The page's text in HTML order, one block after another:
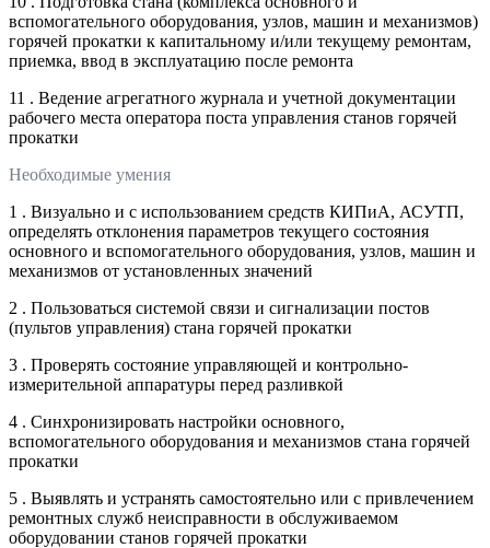
вспомогательного оборудования, узлов, машин и механизмов)
горячей прокатки к капитальному и/или текущему ремонтам,
приемка, ввод в эксплуатацию после ремонта
11 . Ведение агрегатного журнала и учетной документации
рабочего места оператора поста управления станов горячей
прокатки
Необходимые умения
1 . Визуально и с использованием средств КИПиА, АСУТП,
определять отклонения параметров текущего состояния
основного и вспомогательного оборудования, узлов, машин и
механизмов от установленных значений
2 . Пользоваться системой связи и сигнализации постов
(пультов управления) стана горячей прокатки
3 . Проверять состояние управляющей и контрольно-
измерительной аппаратуры перед разливкой
4 . Синхронизировать настройки основного,
вспомогательного оборудования и механизмов стана горячей
прокатки
5 . Выявлять и устранять самостоятельно или с привлечением
ремонтных служб неисправности в обслуживаемом
оборудовании станов горячей прокатки